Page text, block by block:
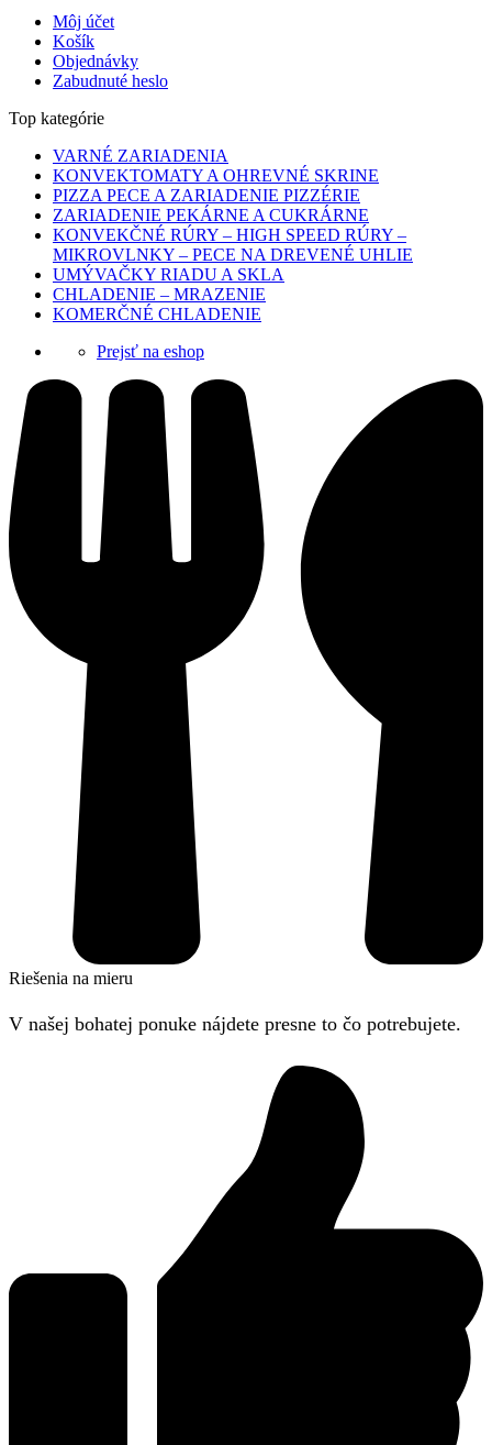
Môj účet
Košík
Objednávky
Zabudnuté heslo
Top kategórie
VARNÉ ZARIADENIA
KONVEKTOMATY A OHREVNÉ SKRINE
PIZZA PECE A ZARIADENIE PIZZÉRIE
ZARIADENIE PEKÁRNE A CUKRÁRNE
KONVEKČNÉ RÚRY – HIGH SPEED RÚRY –
MIKROVLNKY – PECE NA DREVENÉ UHLIE
UMÝVAČKY RIADU A SKLA
CHLADENIE – MRAZENIE
KOMERČNÉ CHLADENIE
Prejsť na eshop
Riešenia na mieru
V našej bohatej ponuke nájdete presne to čo potrebujete.